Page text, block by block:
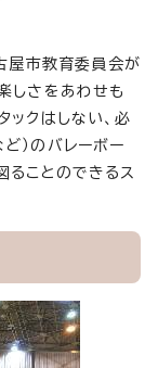
古屋市教育委員会が
しさをあわせも
ックはしない、必
）のバレーボー
ることのできるス